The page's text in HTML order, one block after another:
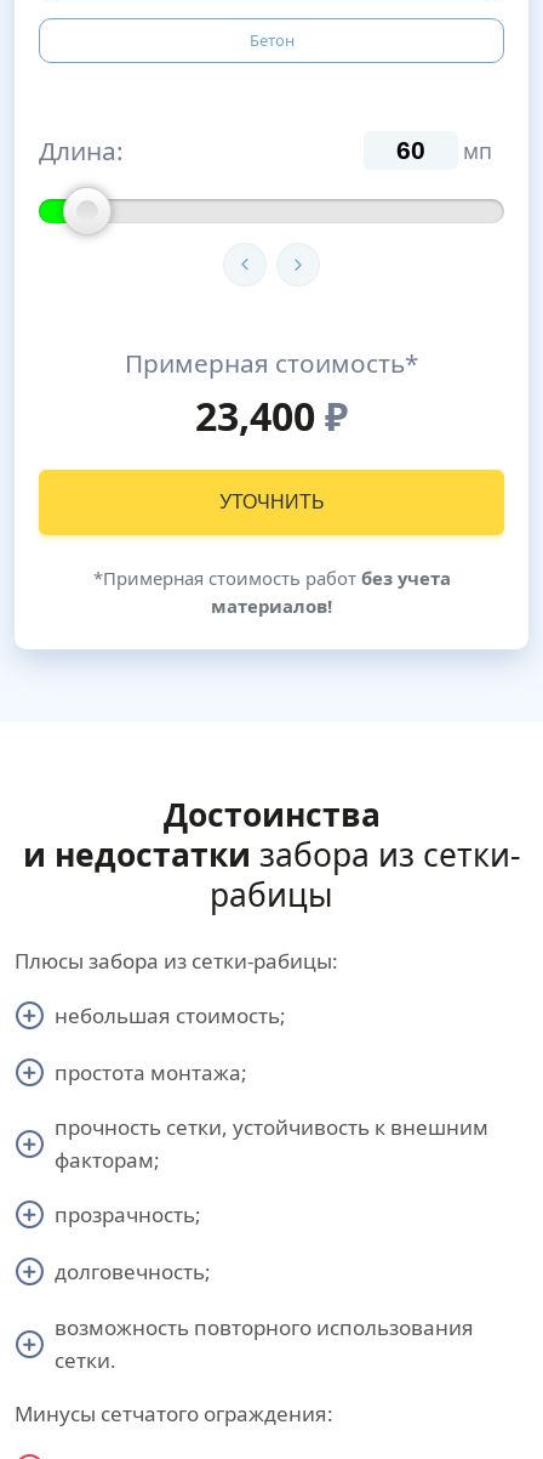
Бетон
Длина: мп
Примерная стоимость*
23,400₽
УТОЧНИТЬ
*Примерная стоимость работ без учета
материалов!
Достоинства
и недостатки забора из сетки-
рабицы
Плюсы забора из сетки-рабицы:
небольшая стоимость;
простота монтажа;
прочность сетки, устойчивость к внешним
факторам;
прозрачность;
долговечность;
возможность повторного использования
сетки.
Минусы сетчатого ограждения: